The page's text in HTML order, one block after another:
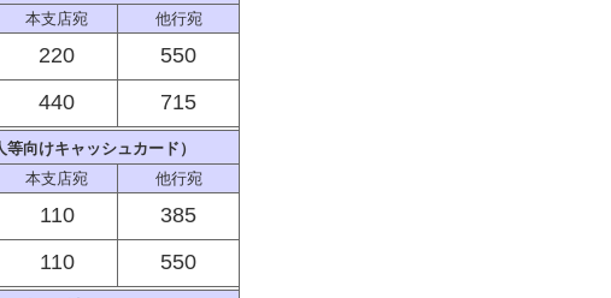
本支店宛 他行宛
220 550
440 715
等向けキャッシュカード）
本支店宛 他行宛
110 385
110 550